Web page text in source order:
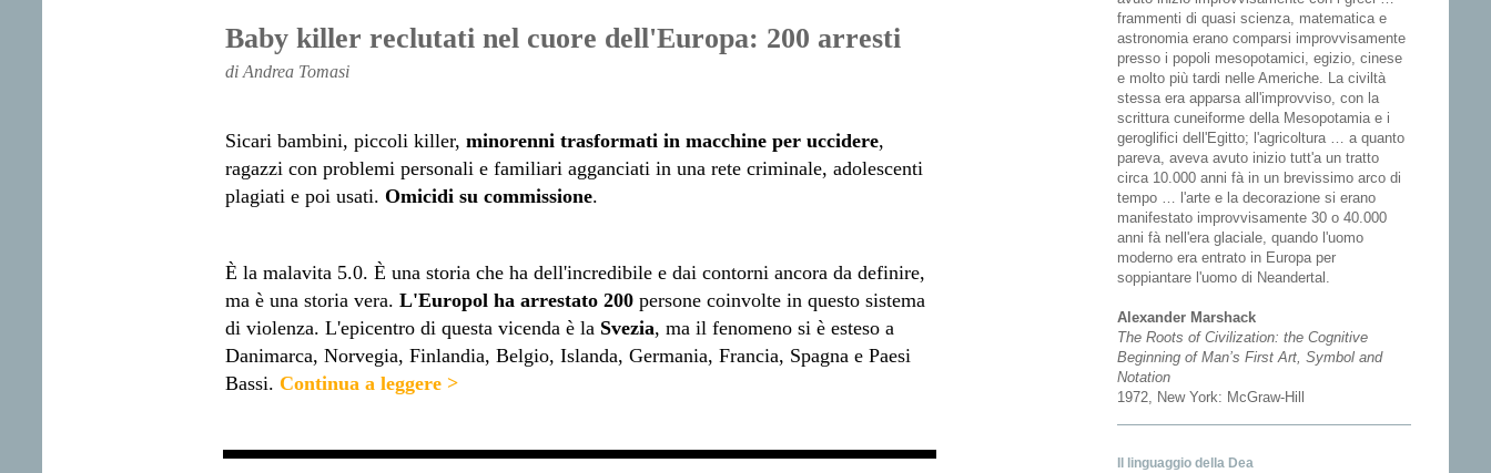
Baby killer reclutati nel cuore dell'Europa: 200 arresti
di Andrea Tomasi
Sicari bambini, piccoli killer, minorenni trasformati in macchine per uccidere,
ragazzi con problemi personali e familiari agganciati in una rete criminale, adolescenti
plagiati e poi usati. Omicidi su commissione.
È la malavita 5.0. È una storia che ha dell'incredibile e dai contorni ancora da definire,
ma è una storia vera. L'Europol ha arrestato 200persone coinvolte in questo sistema
di violenza. L'epicentro di questa vicenda è la Svezia, ma il fenomeno si è esteso a
Danimarca, Norvegia, Finlandia, Belgio, Islanda, Germania, Francia, Spagna e Paesi
Bassi. Continua a leggere >
frammenti di quasi scienza, matematica e
astronomia erano comparsi improvvisamente
presso i popoli mesopotamici, egizio, cinese
e molto più tardi nelle Americhe. La civiltà
stessa era apparsa all'improvviso, con la
scrittura cuneiforme della Mesopotamia e i
geroglifici dell'Egitto; l'agricoltura … a quanto
pareva, aveva avuto inizio tutt'a un tratto
circa 10.000 anni fà in un brevissimo arco di
tempo … l'arte e la decorazione si erano
manifestato improvvisamente 30 o 40.000
anni fà nell'era glaciale, quando l'uomo
moderno era entrato in Europa per
soppiantare l'uomo di Neandertal.
Alexander Marshack
The Roots of Civilization: the Cognitive
Beginning of Man’s First Art, Symbol and
Notation
1972, New York: McGraw-Hill
Il linguaggio della Dea